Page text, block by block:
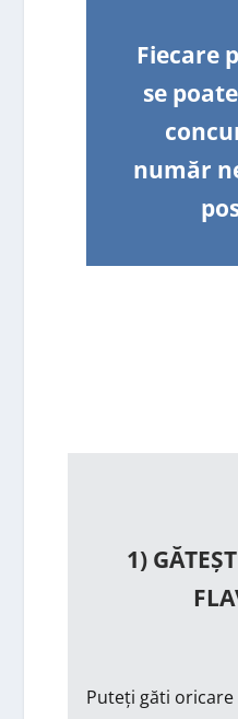
Fiecare
se
număr
1)
Puteți găti